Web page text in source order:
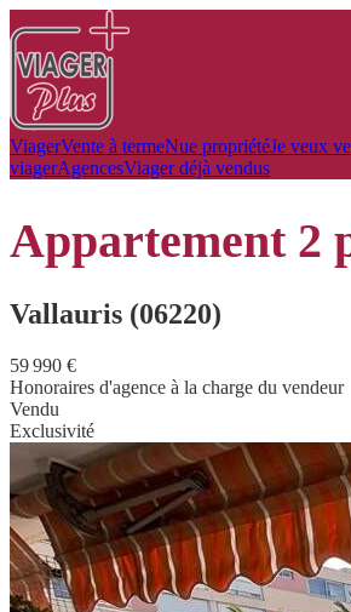
ViagerVente à termeNue propriétéJe veux
viagerAgencesViager déjà vendus
appartement 2
Vallauris (06220)
59 990 €
Honoraires d'agence à la charge du vendeur
Vendu
Exclusivité